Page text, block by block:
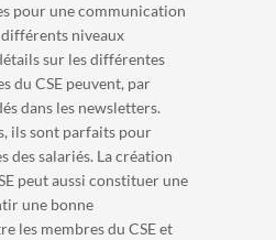
pour une communication
niveaux
sur les différentes
du CSE peuvent, par
dans les newsletters.
ils sont parfaits pour
des salariés. La création
peut aussi constituer une
une bonne
les membres du CSE et